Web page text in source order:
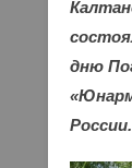
дню
России.